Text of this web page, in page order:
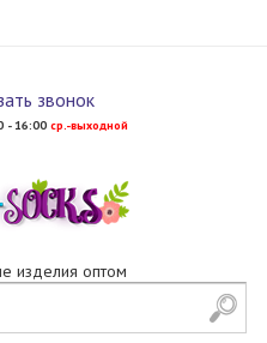
звонок
- 16:00 cр.-выходной
изделия оптом